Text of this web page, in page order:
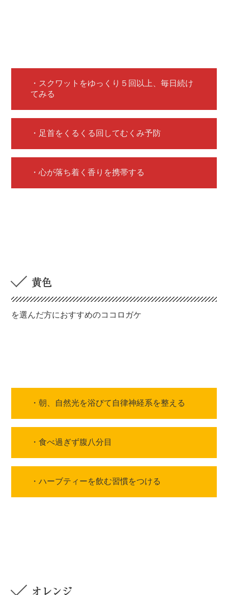
・スクワットをゆっくり５回以上、毎日続け
てみる
・足首をくるくる回してむくみ予防
・心が落ち着く香りを携帯する
黄色
を選んだ方におすすめのココロガケ
・朝、自然光を浴びて自律神経系を整える
・食べ過ぎず腹八分目
・ハーブティーを飲む習慣をつける
オレンジ